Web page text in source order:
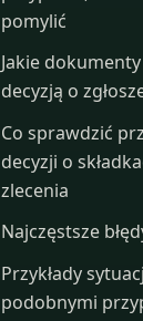
pomylić
Jakie
decyzją o
Co sprawdzić
decyzji o
zlecenia
Najczęstsze
Przykłady
podobnymi